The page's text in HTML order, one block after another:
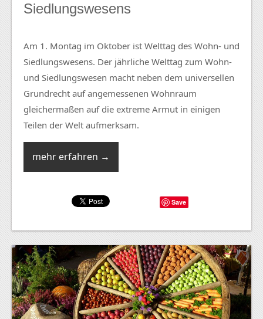
Siedlungswesens
Am 1. Montag im Oktober ist Welttag des Wohn- und
Siedlungswesens. Der jährliche Welttag zum Wohn-
und Siedlungswesen macht neben dem universellen
Grundrecht auf angemessenen Wohnraum
gleichermaßen auf die extreme Armut in einigen
Teilen der Welt aufmerksam.
mehr erfahren →
Save